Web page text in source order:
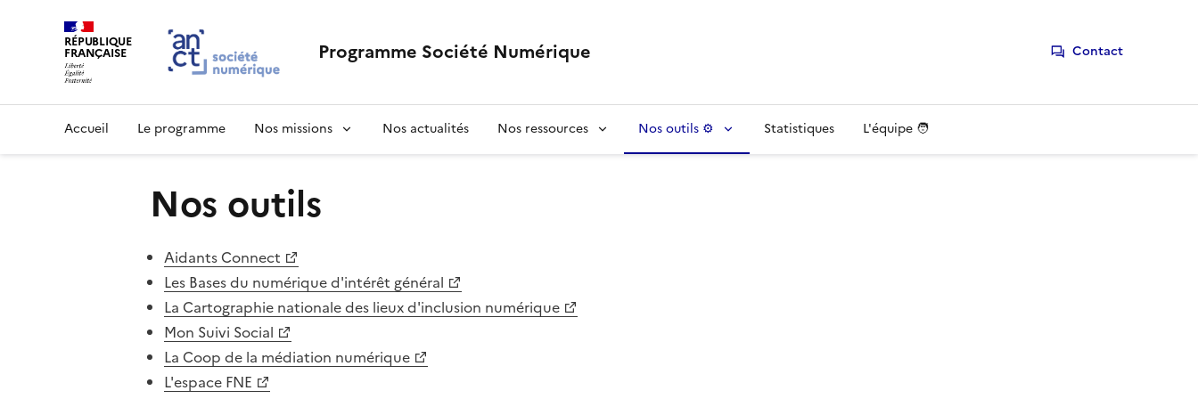
RÉPUBLIQUE
FRANÇAISE Programme Société Numérique Contact
Accueil Le programme Nos missions Nos actualités Nos ressources Nos outils ⚙️ Statistiques L'équipe 🧑
Nos outils
Aidants Connect
Les Bases du numérique d'intérêt général
La Cartographie nationale des lieux d'inclusion numérique
Mon Suivi Social
La Coop de la médiation numérique
L'espace FNE